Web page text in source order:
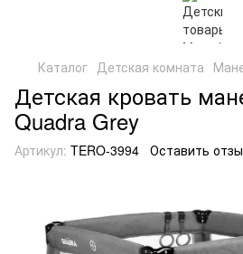
Каталог Детская комната
Детская кровать
Quadra Grey
Артикул: TERO-3994 Оставить